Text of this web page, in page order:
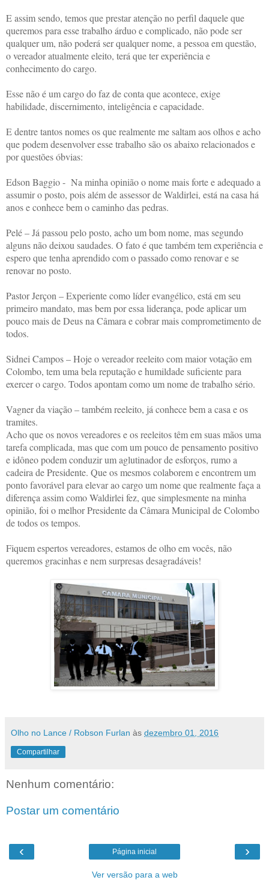
E assim sendo, temos que prestar atenção no perfil daquele que
queremos para esse trabalho árduo e complicado, não pode ser
qualquer um, não poderá ser qualquer nome, a pessoa em questão,
o vereador atualmente eleito, terá que ter experiência e
conhecimento do cargo.
Esse não é um cargo do faz de conta que acontece, exige
habilidade, discernimento, inteligência e capacidade.
E dentre tantos nomes os que realmente me saltam aos olhos e acho
que podem desenvolver esse trabalho são os abaixo relacionados e
por questões óbvias:
Edson Baggio - Na minha opinião o nome mais forte e adequado a
assumir o posto, pois além de assessor de Waldirlei, está na casa há
anos e conhece bem o caminho das pedras.
Pelé – Já passou pelo posto, acho um bom nome, mas segundo
alguns não deixou saudades. O fato é que também tem experiência e
espero que tenha aprendido com o passado como renovar e se
renovar no posto.
Pastor Jerçon – Experiente como líder evangélico, está em seu
primeiro mandato, mas bem por essa liderança, pode aplicar um
pouco mais de Deus na Câmara e cobrar mais comprometimento de
todos.
Sidnei Campos – Hoje o vereador reeleito com maior votação em
Colombo, tem uma bela reputação e humildade suficiente para
exercer o cargo. Todos apontam como um nome de trabalho sério.
Vagner da viação – também reeleito, já conhece bem a casa e os
tramites.
Acho que os novos vereadores e os reeleitos têm em suas mãos uma
tarefa complicada, mas que com um pouco de pensamento positivo
e idôneo podem conduzir um aglutinador de esforços, rumo a
cadeira de Presidente. Que os mesmos colaborem e encontrem um
ponto favorável para elevar ao cargo um nome que realmente faça a
diferença assim como Waldirlei fez, que simplesmente na minha
opinião, foi o melhor Presidente da Câmara Municipal de Colombo
de todos os tempos.
Fiquem espertos vereadores, estamos de olho em vocês, não
queremos gracinhas e nem surpresas desagradáveis!
Olho no Lance / Robson Furlan às dezembro 01, 2016
Compartilhar
Nenhum comentário:
Postar um comentário
‹ ›
Página inicial
Ver versão para a web